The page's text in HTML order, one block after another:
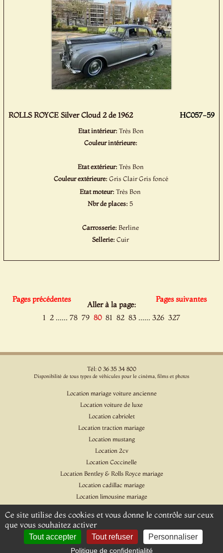
ROLLS ROYCE Silver Cloud 2 de 1962 HC057-59
Etat intérieur: Très Bon
Couleur intérieure:
Etat extérieur:Très Bon
Couleur extérieure: Gris Clair Gris foncé
Etat moteur:Très Bon
Nbr de places: 5
Carrosserie: Berline
Sellerie: Cuir
Pages précédentes Pages suivantes
Aller à la page:
1 2 ...... 78 79 80 81 82 83 ...... 326 327
Tél: 0 36 35 34 800
Disponibilité de tous types de véhicules pour le cinéma, films et photos
Location mariage voiture ancienne
Location voiture de luxe
Location cabriolet
Location traction mariage
Location mustang
Location 2cv
Location Coccinelle
Location Bentley & Rolls Royce mariage
Location cadillac mariage
Location limousine mariage
Location Citroen DS
Location Jaguar & Daimler
Ce site utilise des cookies et vous donne le contrôle sur ceux
que vous souhaitez activer
Tout accepter Tout refuser Personnaliser
Politique de confidentialité